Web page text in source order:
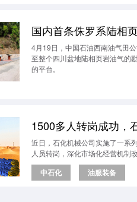
国内首条侏罗系陆相
4月19日，中国石油西南油气田
至整个四川盆地陆相页岩油气的
的平台。
1500多人转岗成功，
近日，石化机械公司实施了一系
人员转岗，深化市场化经营机制
中石化 油服装备